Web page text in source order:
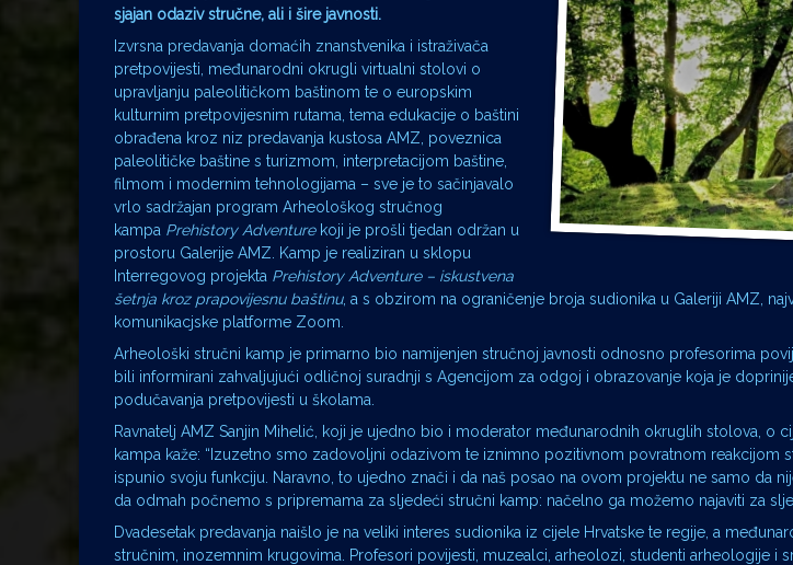
sjajan odaziv stručne, ali i šire javnosti.
Izvrsna predavanja domaćih znanstvenika i istraživača
pretpovijesti, međunarodni okrugli virtualni stolovi o
upravljanju paleolitičkom baštinom te o europskim
kulturnim pretpovijesnim rutama, tema edukacije o baštini
obrađena kroz niz predavanja kustosa AMZ, poveznica
paleolitičke baštine s turizmom, interpretacijom baštine,
filmom i modernim tehnologijama – sve je to sačinjavalo
vrlo sadržajan program Arheološkog stručnog
kampa Prehistory Adventure koji je prošli tjedan održan u
prostoru Galerije AMZ. Kamp je realiziran u sklopu
Interregovog projekta Prehistory Adventure – iskustvena
šetnja kroz prapovijesnu baštinu, a s obzirom na ograničenje broja sudionika u Galeriji AMZ,
komunikacjske platforme Zoom.
Arheološki stručni kamp je primarno bio namijenjen stručnoj javnosti odnosno profesorima
bili informirani zahvaljujući odličnoj suradnji s Agencijom za odgoj i obrazovanje koja je
podučavanja pretpovijesti u školama.
Ravnatelj AMZ Sanjin Mihelić, koji je ujedno bio i moderator međunarodnih okruglih stolova, o
kampa kaže: “Izuzetno smo zadovoljni odazivom te iznimno pozitivnom povratnom reakcijom
ispunio svoju funkciju. Naravno, to ujedno znači i da naš posao na ovom projektu ne samo da
da odmah počnemo s pripremama za sljedeći stručni kamp: načelno ga možemo najaviti za
Dvadesetak predavanja naišlo je na veliki interes sudionika iz cijele Hrvatske te regije, a
stručnim, inozemnim krugovima. Profesori povijesti, muzealci, arheolozi, studenti arheologije i